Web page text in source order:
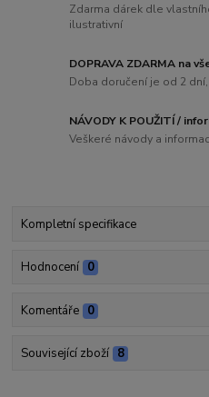
Zdarma dárek dle
ilustrativní
DOPRAVA ZDARMA na
Doba doručení je od 2
NÁVODY K POUŽITÍ /
Veškeré návody a
Kompletní specifikace
Hodnocení 0
Komentáře 0
Související zboží 8